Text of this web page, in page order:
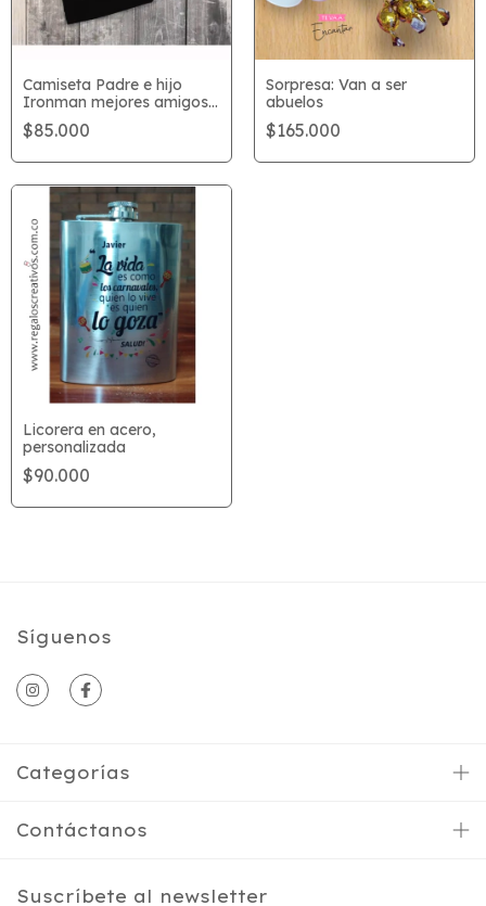
Camiseta Padre e hijo
Ironman mejores amigos
en la galaxia
$85.000
Sorpresa: Van a ser
abuelos
$165.000
Licorera en acero,
personalizada
$90.000
Síguenos
Categorías
Contáctanos
Suscríbete al newsletter